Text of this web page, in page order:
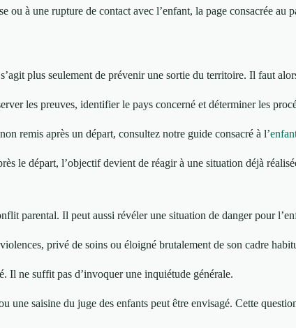
à une rupture de contact avec l’enfant, la page consacrée au
plus seulement de prévenir une sortie du territoire. Il faut
les preuves, identifier le pays concerné et déterminer les
remis après un départ, consultez notre guide consacré à l’
le départ, l’objectif devient de réagir à une situation déjà
parental. Il peut aussi révéler une situation de danger pour
privé de soins ou éloigné brutalement de son cadre
Il ne suffit pas d’invoquer une inquiétude générale.
saisine du juge des enfants peut être envisagé. Cette